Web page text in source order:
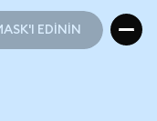
EDİNİN